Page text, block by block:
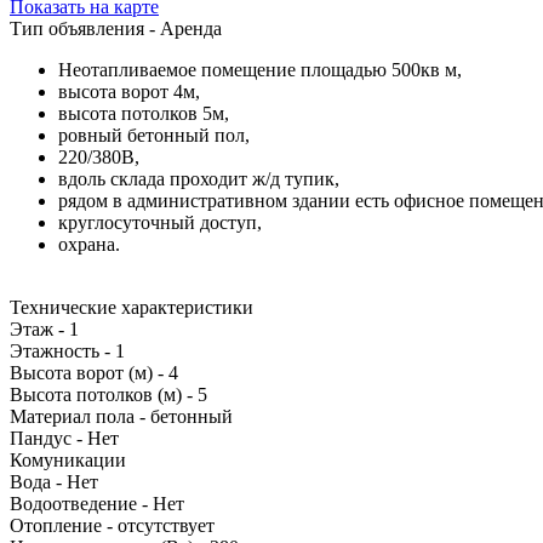
Показать на карте
Тип объявления - Аренда
Неотапливаемое помещение площадью 500кв м,
высота ворот 4м,
высота потолков 5м,
ровный бетонный пол,
220/380В,
вдоль склада проходит ж/д тупик,
рядом в административном здании есть офисное
круглосуточный доступ,
охрана.
Технические характеристики
Этаж - 1
Этажность - 1
Высота ворот (м) - 4
Высота потолков (м) - 5
Материал пола - бетонный
Пандус - Нет
Комуникации
Вода - Нет
Водоотведение - Нет
Отопление - отсутствует